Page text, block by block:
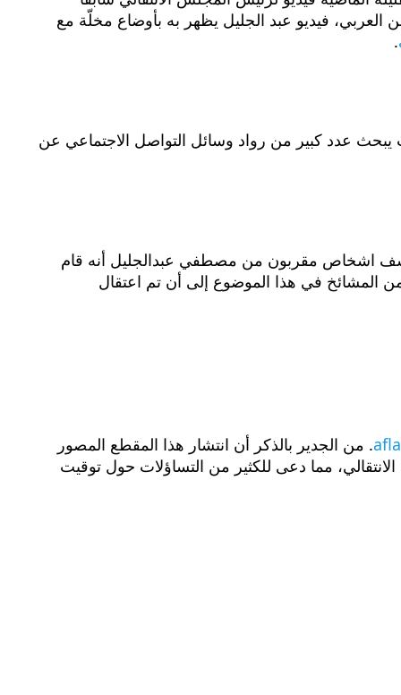
فيديو عبد الجليل يظهر به بأوضاع مخلّة مع
.
عدد كبير من رواد وسائل التواصل الاجتماعي عن
اشخاص مقربون من مصطفي عبدالجليل أنه قام
المشائخ في هذا الموضوع إلى أن تم اعتقال
. من الجدير بالذكر أن انتشار هذا المقطع المصور
مما دعى للكثير من التساؤلات حول توقيت